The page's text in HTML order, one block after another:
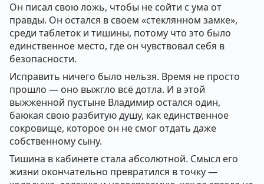
Он писал свою ложь, чтобы не сойти с ума от
правды. Он остался в своем «стеклянном замке»,
среди таблеток и тишины, потому что это было
единственное место, где он чувствовал себя в
безопасности.
Исправить ничего было нельзя. Время не просто
прошло — оно выжгло всё дотла. И в этой
выжженной пустыне Владимир остался один,
баюкая свою разбитую душу, как единственное
сокровище, которое он не смог отдать даже
собственному сыну.
Тишина в кабинете стала абсолютной. Смысл его
жизни окончательно превратился в точку —